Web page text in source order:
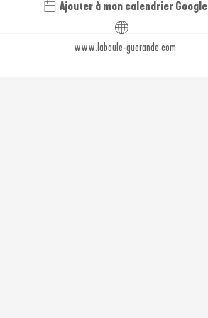
Ajouter à mon calendrier Google
www.labaule-guerande.com